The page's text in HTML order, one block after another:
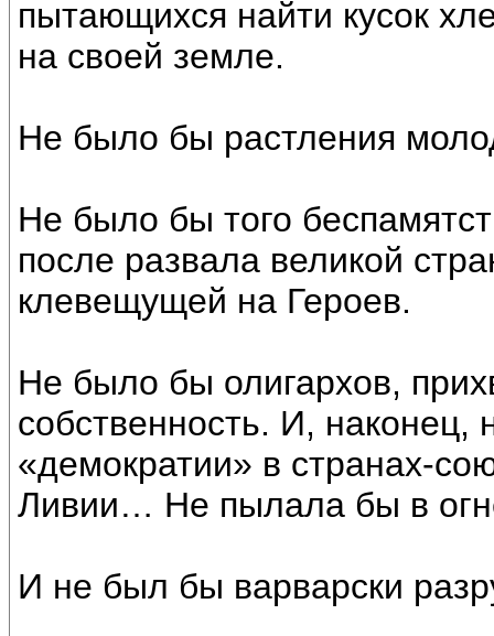
пытающихся найти кусок
на своей земле.
Не было бы растления
Не было бы того
после развала великой
клевещущей на Героев.
Не было бы олигархов,
собственность. И,
«демократии» в странах-
Ливии… Не пылала бы в
И не был бы варварски